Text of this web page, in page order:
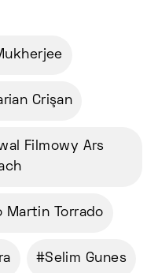
Crişan
Filmowy Ars
Martin Torrado
Selim Gunes